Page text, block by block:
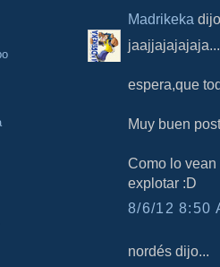
Madrikeka
espera,que
Muy buen
Como lo vean
explotar :D
8/6/12 8:50
nordés dijo...